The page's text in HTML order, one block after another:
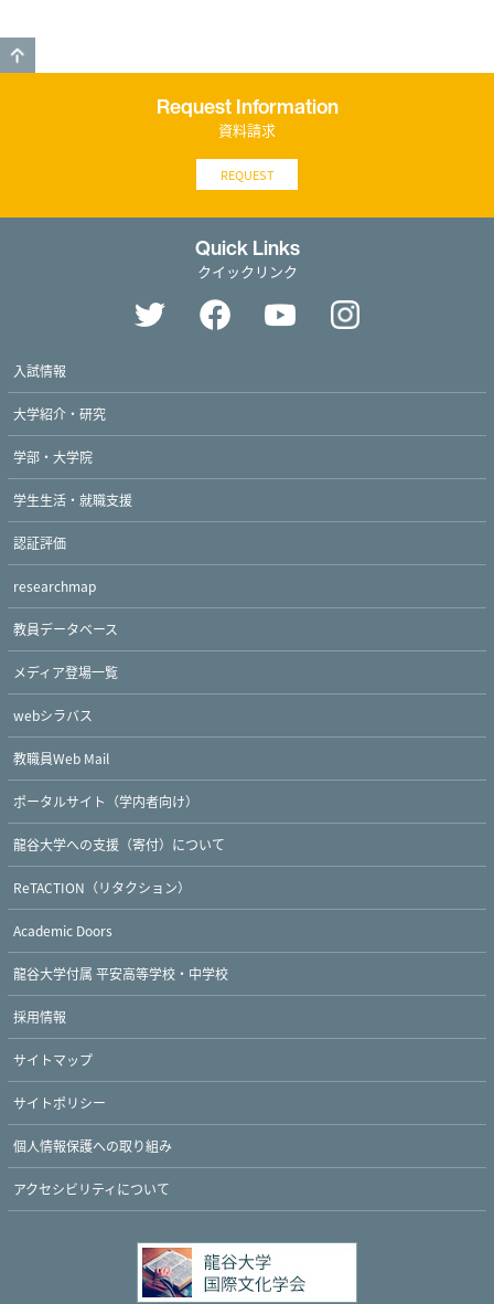
Request Information
資料請求
REQUEST
Quick Links
クイックリンク
入試情報
大学紹介・研究
学部・大学院
学生生活・就職支援
認証評価
researchmap
教員データベース
メディア登場一覧
webシラバス
教職員Web Mail
ポータルサイト（学内者向け）
龍谷大学への支援（寄付）について
ReTACTION（リタクション）
Academic Doors
龍谷大学付属 平安高等学校・中学校
採用情報
サイトマップ
サイトポリシー
個人情報保護への取り組み
アクセシビリティについて